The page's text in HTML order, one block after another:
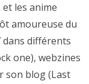
les anime
amoureuse du
dans différents
one), webzines
son blog (Last